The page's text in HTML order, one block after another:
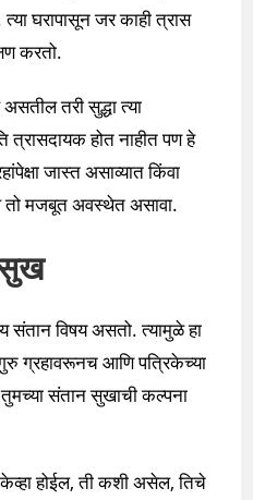
त्या घरापासून जर काही त्रास
करतो.
तरी सुद्धा त्या
त्रासदायक होत नाहीत पण हे
जास्त असाव्यात किंवा
मजबूत अवस्थेत असावा.
संतान विषय असतो. त्यामुळे हा
ग्रहावरूनच आणि पत्रिकेच्या
संतान सुखाची कल्पना
केव्हा होईल, ती कशी असेल, तिचे